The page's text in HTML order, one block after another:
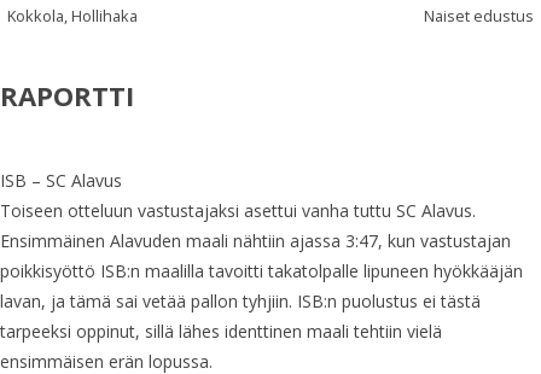
Kokkola, Hollihaka Naiset edustus
RAPORTTI
ISB – SC Alavus
Toiseen otteluun vastustajaksi asettui vanha tuttu SC Alavus.
Ensimmäinen Alavuden maali nähtiin ajassa 3:47, kun vastustajan
poikkisyöttö ISB:n maalilla tavoitti takatolpalle lipuneen hyökkääjän
lavan, ja tämä sai vetää pallon tyhjiin. ISB:n puolustus ei tästä
tarpeeksi oppinut, sillä lähes identtinen maali tehtiin vielä
ensimmäisen erän lopussa.